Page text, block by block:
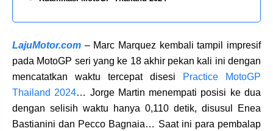
LajuMotor.com – Marc Marquez kembali tampil impresif
pada MotoGP seri yang ke 18 akhir pekan kali ini dengan
mencatatkan waktu tercepat disesi
Practice MotoGP
Thailand 2024… Jorge Martin menempati posisi ke dua
dengan selisih waktu hanya 0,110 detik, disusul Enea
Bastianini dan Pecco Bagnaia… Saat ini para pembalap